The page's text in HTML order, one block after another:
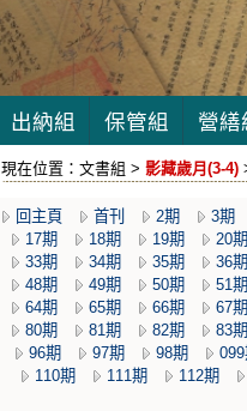
出納組 保管組 營繕
現在位置： 文書組 > 影藏歲月(3-4)
回主頁 首刊 2期
3期
17期
18期 19期
20期
33期
34期 35期
36期
48期
49期 50期
51期
64期
65期 66期
67期
80期
81期 82期
83期
96期
97期 98期
110期
111期 112期